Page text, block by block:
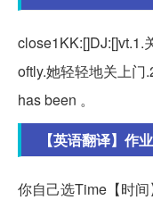
close1KK:[]DJ:[]vt.1.
oftly.她轻轻地关上门
has been 。
【英语翻译】作
你自己选Time【时